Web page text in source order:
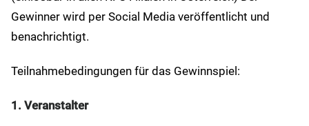
Gewinner wird per Social Media veröffentlicht und
benachrichtigt.
Teilnahmebedingungen für das Gewinnspiel:
1. Veranstalter